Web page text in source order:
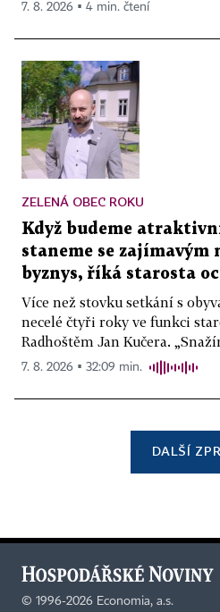
7. 8. 2026 ▪ 4 min. čtení
ZELENÁ OBEC ROKU
Když budeme
staneme se zajímavým
byznys, říká starosta
Více než stovku setkání s
necelé čtyři roky ve funkci
Radhoštěm Jan Kučera.
7. 8. 2026 ▪ 32:09 min.
DALŠÍ
© 1996-2026 Economia, a.s.